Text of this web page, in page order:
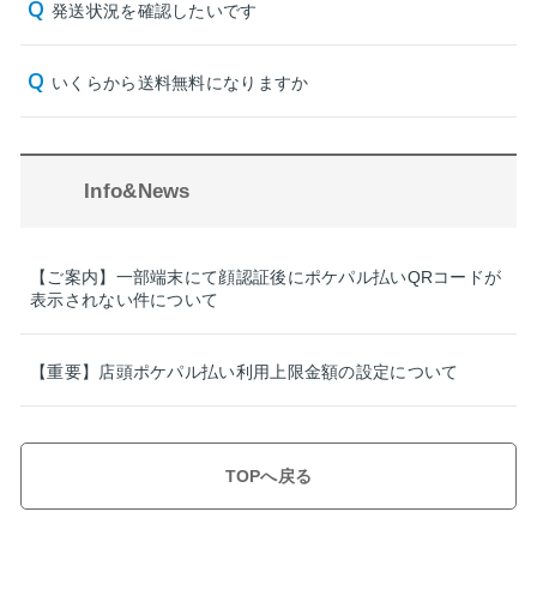
発送状況を確認したいです
いくらから送料無料になりますか
Info&News
【ご案内】一部端末にて顔認証後にポケパル払いQRコードが
表示されない件について
【重要】店頭ポケパル払い利用上限金額の設定について
TOPへ戻る